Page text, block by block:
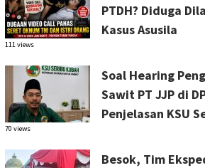
PTDH? Diduga
Kasus Asusila
111 views
Soal Hearing
Sawit PT JJP di
Penjelasan KSU
70 views
Besok, Tim